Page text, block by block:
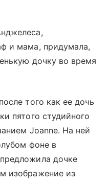
и мама, придумала,
дочку во время
того как ее дочь
пятого студийного
Joanne. На ней
фоне в
дочке
изображение из